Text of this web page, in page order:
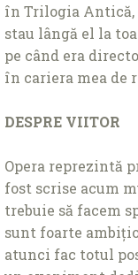
în Trilogia Antică,
stau lângă el la
pe când era
în cariera mea de
DESPRE VIITOR
Opera reprezintă
fost scrise acum
trebuie să facem
sunt foarte
atunci fac totul